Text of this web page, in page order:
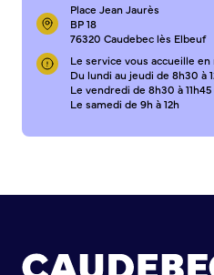
Place Jean Jaurès
BP 18
76320 Caudebec lès Elbeuf
Le service vous accueille en
Du lundi au jeudi de 8h30 à
Le vendredi de 8h30 à
Le samedi de 9h à 12h